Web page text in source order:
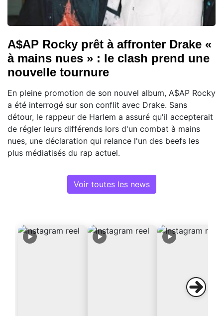
A$AP Rocky prêt à affronter Drake «
à mains nues » : le clash prend une
nouvelle tournure
En pleine promotion de son nouvel album, A$AP Rocky
a été interrogé sur son conflit avec Drake. Sans
détour, le rappeur de Harlem a assuré qu'il accepterait
de régler leurs différends lors d'un combat à mains
nues, une déclaration qui relance l'un des beefs les
plus médiatisés du rap actuel.
Voir toutes les news